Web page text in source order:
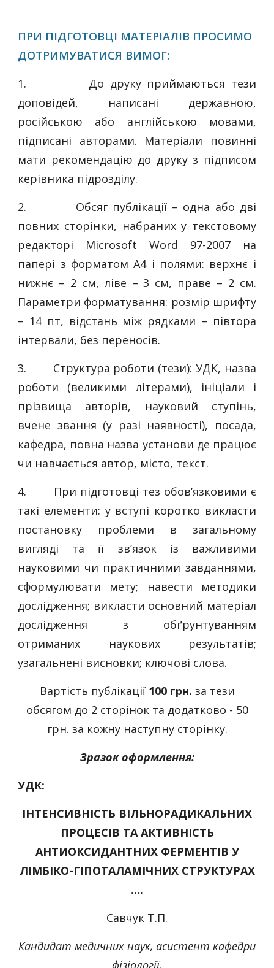
ПРИ ПІДГОТОВЦІ МАТЕРІАЛІВ ПРОСИМО
ДОТРИМУВАТИСЯ ВИМОГ:
1.
До друку приймаються тези
доповідей, написані державною,
російською або англійською мовами,
підписані авторами. Матеріали повинні
мати рекомендацію до друку з підписом
керівника підрозділу.
2.
Обсяг публікації – одна або дві
повних сторінки, набраних у текстовому
редакторі Microsoft Word 97-2007 на
папері з форматом А4 і полями: верхнє і
нижнє – 2 см, ліве – 3 см, праве – 2 см.
Параметри форматування: розмір шрифту
– 14 пт, відстань між рядками – півтора
інтервали, без переносів.
3.
Структура роботи (тези): УДК, назва
роботи (великими літерами), ініціали і
прізвища авторів, науковий ступінь,
вчене звання (у разі наявності), посада,
кафедра, повна назва установи де працює
чи навчається автор, місто, текст.
4.
При підготовці тез обов’язковими є
такі елементи: у вступі коротко викласти
постановку проблеми в загальному
вигляді та її зв’язок із важливими
науковими чи практичними завданнями,
сформулювати мету; навести методики
дослідження; викласти основний матеріал
дослідження з обґрунтуванням
отриманих наукових результатів;
узагальнені висновки; ключові слова.
Вартість публікації 100 грн. за тези
обсягом до 2 сторінок та додатково - 50
грн. за кожну наступну сторінку.
Зразок оформлення:
УДК:
ІНТЕНСИВНІСТЬ ВІЛЬНОРАДИКАЛЬНИХ
ПРОЦЕСІВ ТА АКТИВНІСТЬ
АНТИОКСИДАНТНИХ ФЕРМЕНТІВ У
ЛІМБІКО-ГІПОТАЛАМІЧНИХ СТРУКТУРАХ
….
Савчук Т.П.
Кандидат медичних наук, асистент кафедри
фізіології,